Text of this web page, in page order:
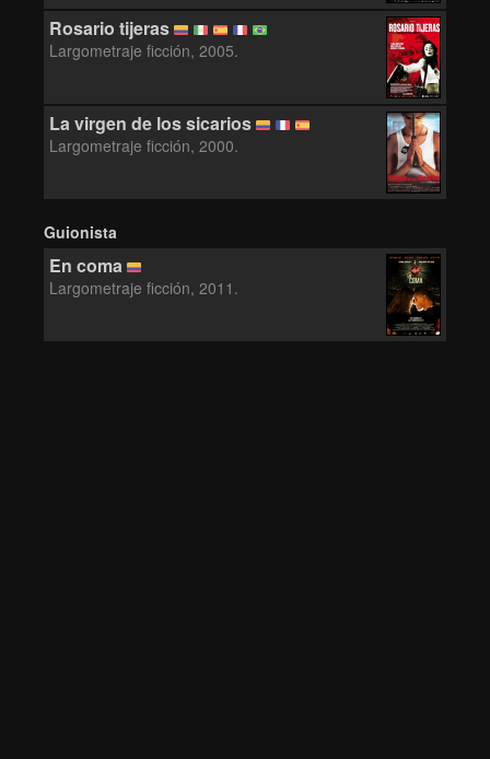
Rosario tijeras
Largometraje ficción, 2005.
La virgen de los sicarios
Largometraje ficción, 2000.
Guionista
En coma
Largometraje ficción, 2011.